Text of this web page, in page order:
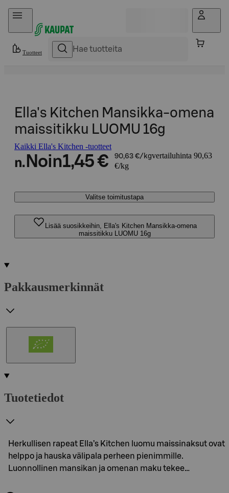
Hyppää sisältöön
Tuotteet
Ella's Kitchen Mansikka-omena
maissitikku LUOMU 16g
Kaikki Ella's Kitchen -tuotteet
n. Noin1,45 € 90,63 €/kgvertailuhinta 90,63
€/kg
Valitse toimitustapa
Lisää suosikkeihin, Ella's Kitchen Mansikka-omena
maissitikku LUOMU 16g
Pakkausmerkinnät
Tuotetiedot
Herkullisen rapeat Ella’s Kitchen luomu maissinaksut ovat
helppo ja hauska välipala perheen pienimmille.
Luonnollinen mansikan ja omenan maku tekee…